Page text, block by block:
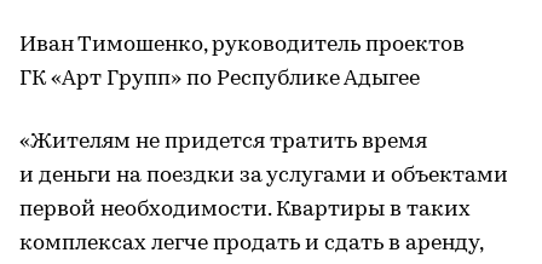
Иван Тимошенко, руководитель проектов
ГК «Арт Групп» по Республике Адыгее
«Жителям не придется тратить время
и деньги на поездки за услугами и объектами
первой необходимости. Квартиры в таких
комплексах легче продать и сдать в аренду,